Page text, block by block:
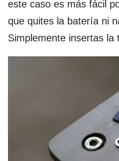
este caso es más fácil
que quites la batería ni
Simplemente insertas la